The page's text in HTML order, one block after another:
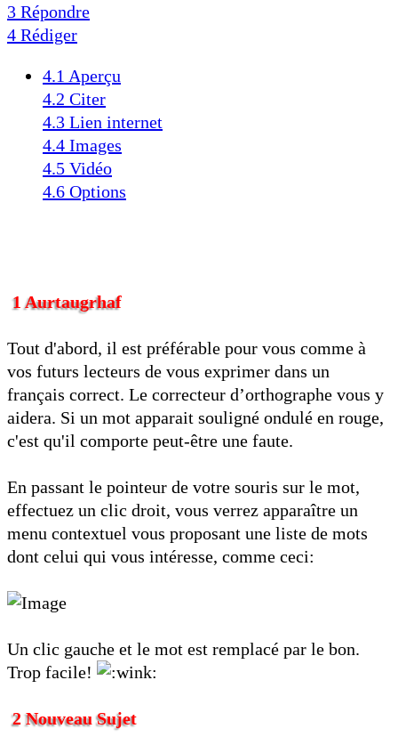
3 Répondre
4 Rédiger
4.1 Aperçu
4.2 Citer
4.3 Lien internet
4.4 Images
4.5 Vidéo
4.6 Options
1 Aurtaugrhaf
Tout d'abord, il est préférable pour vous comme à
vos futurs lecteurs de vous exprimer dans un
français correct. Le correcteur d’orthographe vous y
aidera. Si un mot apparait souligné ondulé en rouge,
c'est qu'il comporte peut-être une faute.
En passant le pointeur de votre souris sur le mot,
effectuez un clic droit, vous verrez apparaître un
menu contextuel vous proposant une liste de mots
dont celui qui vous intéresse, comme ceci:
Un clic gauche et le mot est remplacé par le bon.
Trop facile!
2 Nouveau Sujet